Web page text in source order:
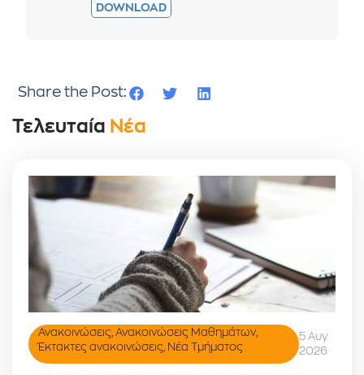
DOWNLOAD
Share the Post:
Τελευταία Νέα
Ανακοινώσεις Ανακοινώσεις Μαθημάτων,
Έκτακτες ανακοινώσεις
Νέα Τμήματος
5 Αυγ
2026